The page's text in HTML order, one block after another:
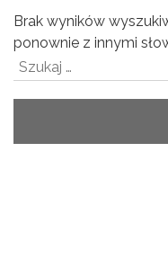
Brak wyników
ponownie z innymi
Szukaj: